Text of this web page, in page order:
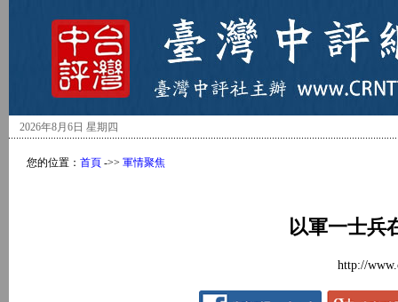
2026年8月6日 星期四
您的位置： 首頁 ->> 軍情聚焦
以軍一士兵
http://